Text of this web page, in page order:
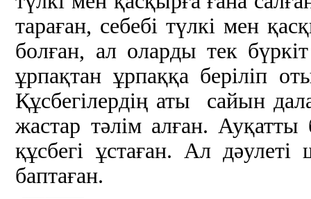
тараған, себебі түлкі мен
болған, ал оларды тек
ұрпақтан ұрпаққа беріліп
Құсбегілердің аты сайын
жастар тәлім алған.
құсбегі ұстаған. Ал
баптаған.